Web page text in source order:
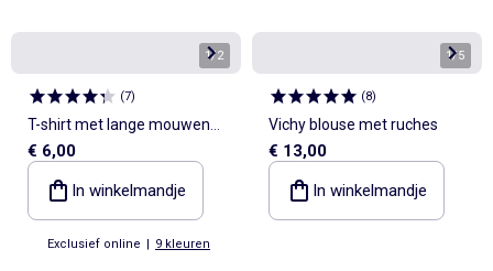
1/2
(7)
T-shirt met lange mouwen
en animatie
€ 6,00
In winkelmandje
Exclusief online | 9 kleuren
1/5
(8)
Vichy blouse met ruches
€ 13,00
In winkelmandje